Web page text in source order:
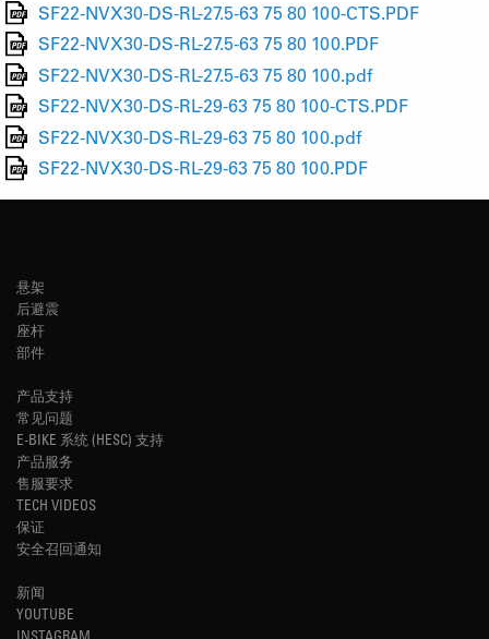
SF22-NVX30-DS-RL-27.5-63 75 80 100-CTS.PDF
SF22-NVX30-DS-RL-27.5-63 75 80 100.PDF
SF22-NVX30-DS-RL-27.5-63 75 80 100.pdf
SF22-NVX30-DS-RL-29-63 75 80 100-CTS.PDF
SF22-NVX30-DS-RL-29-63 75 80 100.pdf
SF22-NVX30-DS-RL-29-63 75 80 100.PDF
悬架
后避震
座杆
部件
产品支持
常见问题
E-BIKE 系统 (HESC) 支持
产品服务
售服要求
TECH VIDEOS
保证
安全召回通知
新闻
YOUTUBE
INSTAGRAM